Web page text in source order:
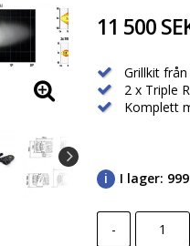
11 500
Grillkit
2 x Triple
Komplett
I lager:
-